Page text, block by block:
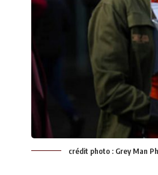
crédit photo : Grey Man